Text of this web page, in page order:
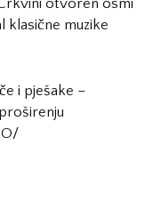
otvoren osmi
klasične muzike
i pješake –